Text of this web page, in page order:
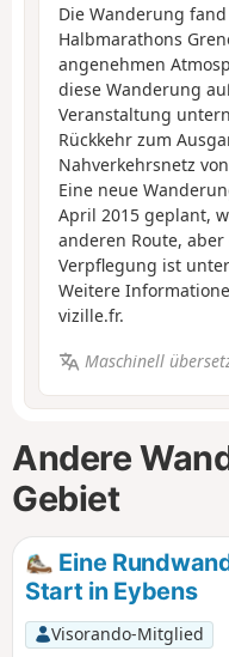
Die Wanderung
Halbmarathons
angenehmen
diese Wanderung
Veranstaltung
Rückkehr zum
Nahverkehrsnetz
Eine neue
April 2015 geplant,
anderen Route,
Verpflegung ist
Weitere
vizille.fr.
Maschinell
Andere
Gebiet
Eine
Start in Eybens
Visorando-Mitglied